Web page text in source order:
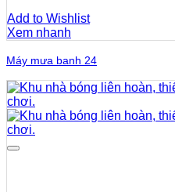
Add to Wishlist
Xem nhanh
Máy mưa banh 24